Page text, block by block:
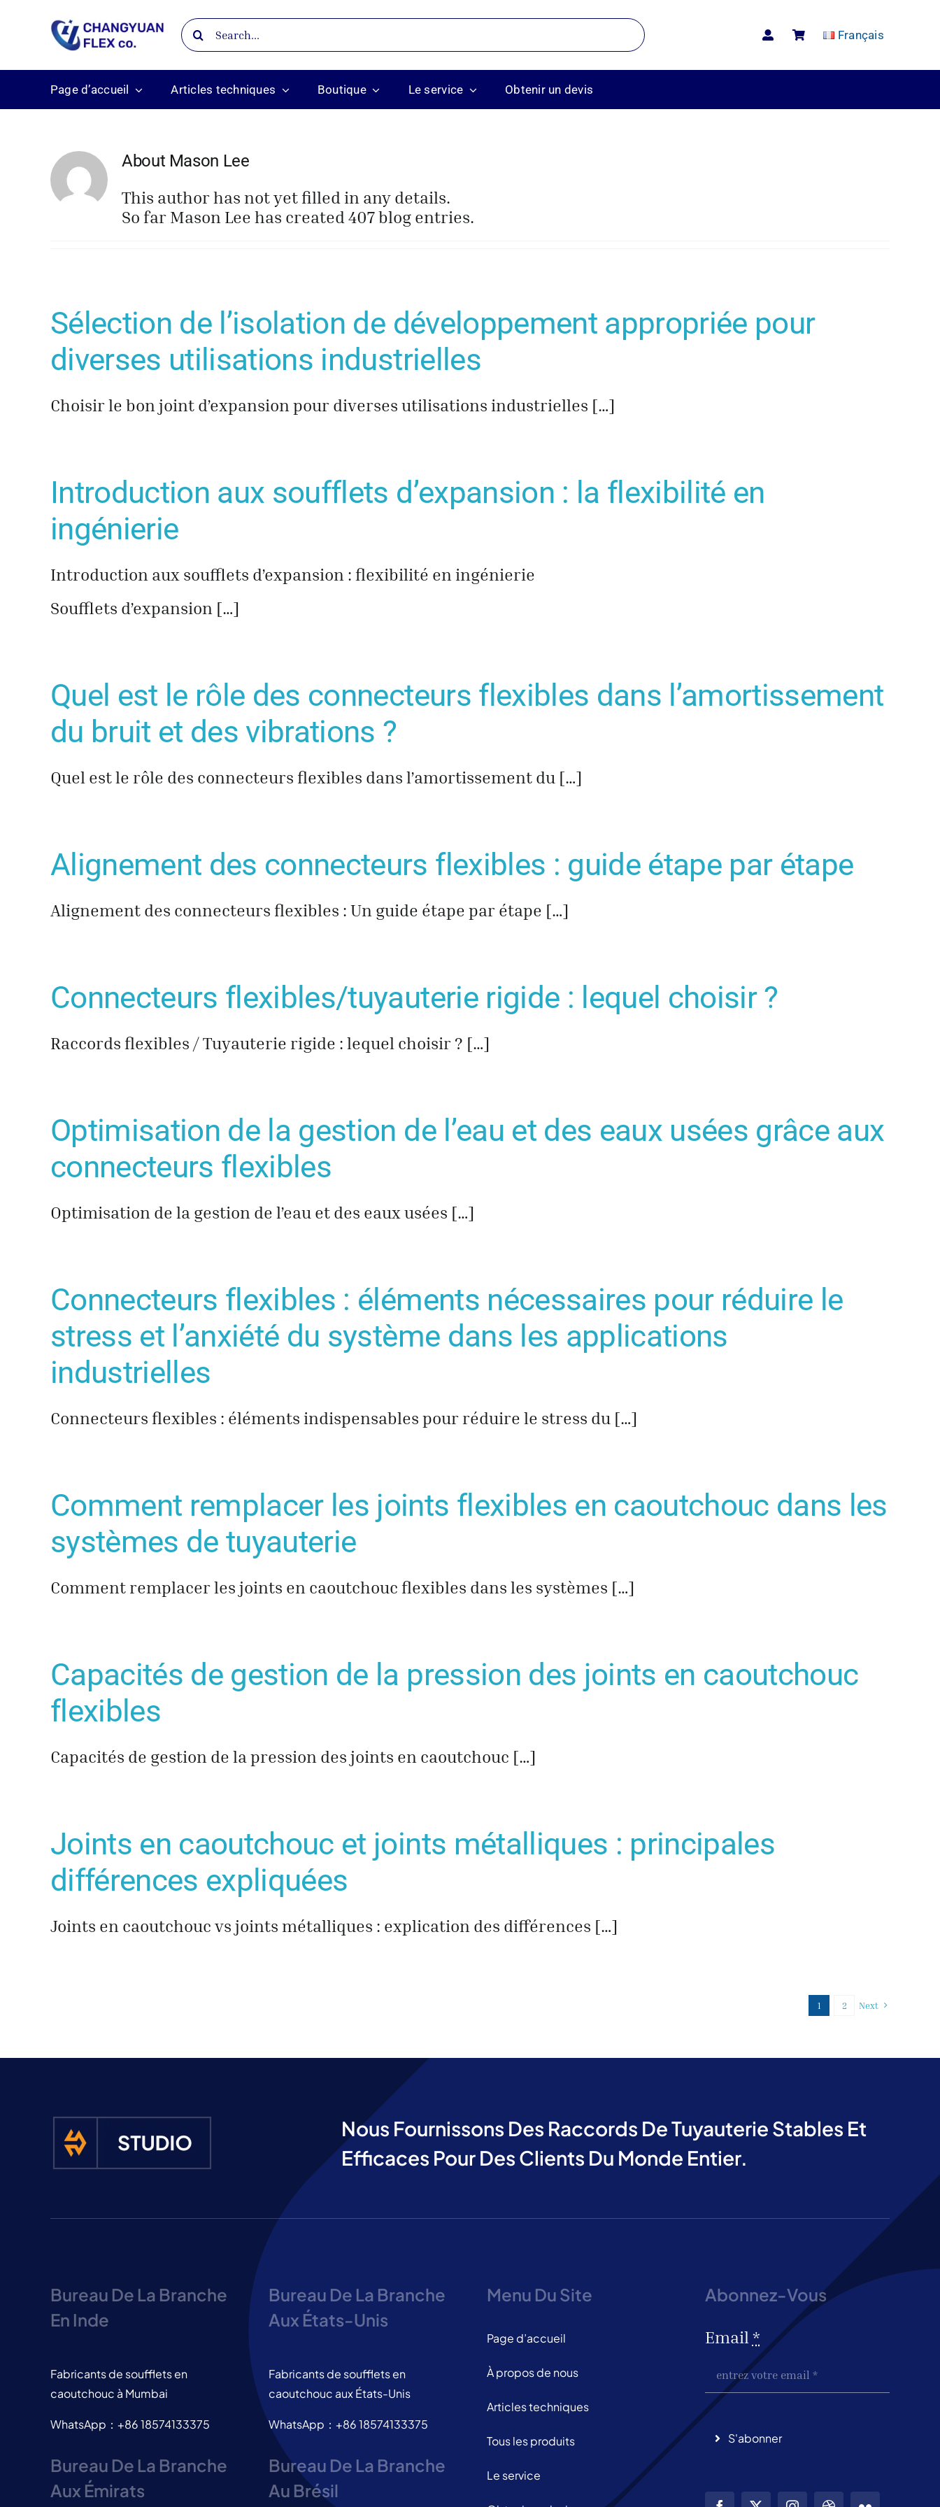
content
Search
for:
Français
Page d’accueil Articles techniques Boutique Le service Obtenir un devis
About Mason Lee
This author has not yet filled in any details.
So far Mason Lee has created 407 blog entries.
Sélection de l’isolation de développement appropriée pour
diverses utilisations industrielles
Choisir le bon joint d’expansion pour diverses utilisations industrielles […]
Introduction aux soufflets d’expansion : la flexibilité en
ingénierie
Introduction aux soufflets d’expansion : flexibilité en ingénierie
Soufflets d’expansion […]
Quel est le rôle des connecteurs flexibles dans l’amortissement
du bruit et des vibrations ?
Quel est le rôle des connecteurs flexibles dans l’amortissement du […]
Alignement des connecteurs flexibles : guide étape par étape
Alignement des connecteurs flexibles : Un guide étape par étape […]
Connecteurs flexibles/tuyauterie rigide : lequel choisir ?
Raccords flexibles / Tuyauterie rigide : lequel choisir ? […]
Optimisation de la gestion de l’eau et des eaux usées grâce aux
connecteurs flexibles
Optimisation de la gestion de l’eau et des eaux usées […]
Connecteurs flexibles : éléments nécessaires pour réduire le
stress et l’anxiété du système dans les applications
industrielles
Connecteurs flexibles : éléments indispensables pour réduire le stress du […]
Comment remplacer les joints flexibles en caoutchouc dans les
systèmes de tuyauterie
Comment remplacer les joints en caoutchouc flexibles dans les systèmes […]
Capacités de gestion de la pression des joints en caoutchouc
flexibles
Capacités de gestion de la pression des joints en caoutchouc […]
Joints en caoutchouc et joints métalliques : principales
différences expliquées
Joints en caoutchouc vs joints métalliques : explication des différences […]
1 2 Next
Nous Fournissons Des Raccords De Tuyauterie Stables Et
Efficaces Pour Des Clients Du Monde Entier.
Bureau De La Branche
En Inde
Fabricants de soufflets en
caoutchouc à Mumbai
WhatsApp：+86 18574133375
Bureau De La Branche
Aux Émirats
Bureau De La Branche
Aux États-Unis
Fabricants de soufflets en
caoutchouc aux États-Unis
WhatsApp：+86 18574133375
Bureau De La Branche
Au Brésil
Menu Du Site
Page d’accueil
À propos de nous
Articles techniques
Tous les produits
Le service
Abonnez-Vous
Email *
S'abonner